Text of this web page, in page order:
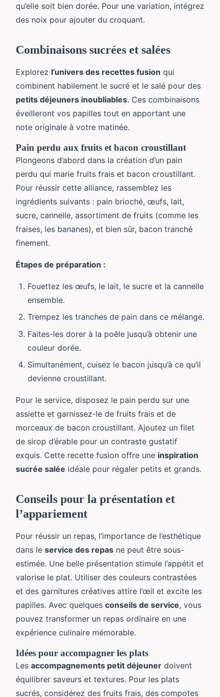
qu’elle soit bien dorée. Pour une variation, intégrez
des noix pour ajouter du croquant.
Combinaisons sucrées et salées
Explorez l’univers des recettes fusion qui
combinent habilement le sucré et le salé pour des
petits déjeuners inoubliables. Ces combinaisons
éveilleront vos papilles tout en apportant une
note originale à votre matinée.
Pain perdu aux fruits et bacon croustillant
Plongeons d’abord dans la création d’un pain
perdu qui marie fruits frais et bacon croustillant.
Pour réussir cette alliance, rassemblez les
ingrédients suivants : pain brioché, œufs, lait,
sucre, cannelle, assortiment de fruits (comme les
fraises, les bananes), et bien sûr, bacon tranché
finement.
Étapes de préparation :
Fouettez les œufs, le lait, le sucre et la cannelle
ensemble.
Trempez les tranches de pain dans ce mélange.
Faites-les dorer à la poêle jusqu’à obtenir une
couleur dorée.
Simultanément, cuisez le bacon jusqu’à ce qu’il
devienne croustillant.
Pour le service, disposez le pain perdu sur une
assiette et garnissez-le de fruits frais et de
morceaux de bacon croustillant. Ajoutez un filet
de sirop d’érable pour un contraste gustatif
exquis. Cette recette fusion offre une inspiration
sucrée salée idéale pour régaler petits et grands.
Conseils pour la présentation et
l’appariement
Pour réussir un repas, l’importance de l’esthétique
dans le service des repas ne peut être sous-
estimée. Une belle présentation stimule l’appétit et
valorise le plat. Utiliser des couleurs contrastées
et des garnitures créatives attire l’œil et excite les
papilles. Avec quelques conseils de service, vous
pouvez transformer un repas ordinaire en une
expérience culinaire mémorable.
Idées pour accompagner les plats
Les accompagnements petit déjeuner doivent
équilibrer saveurs et textures. Pour les plats
sucrés, considérez des fruits frais, des compotes